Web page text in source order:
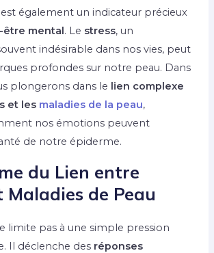
également un indicateur précieux
être mental. Le stress, un
indésirable dans nos vies, peut
profondes sur notre peau. Dans
plongerons dans le lien complexe
et les maladies de la peau,
nos émotions peuvent
de notre épiderme.
du Lien entre
Maladies de Peau
limite pas à une simple pression
Il déclenche des réponses